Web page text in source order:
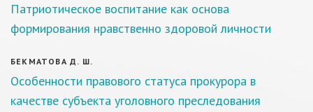
Патриотическое воспитание как основа
формирования нравственно здоровой личности
БЕКМАТОВА Д. Ш.
Особенности правового статуса прокурора в
качестве субъекта уголовного преследования